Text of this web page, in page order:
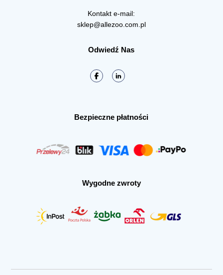
Kontakt e-mail:
sklep@allezoo.com.pl
Odwiedź Nas
Bezpieczne płatności
Wygodne zwroty